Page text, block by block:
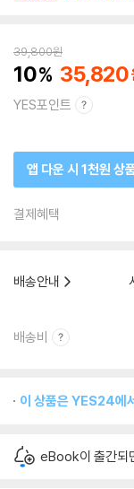
39,800원
10 35,820
YES포인트
앱 다운 시 1천원 상
결제혜택
배송안내
배송비
이 상품은 YES24에
eBook이 출간되